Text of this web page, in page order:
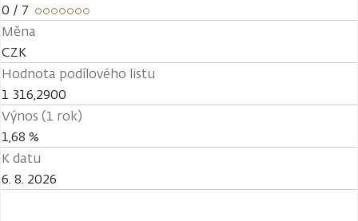
0 / 7
Měna
CZK
Hodnota podílového listu
1 316,2900
Výnos (1 rok)
1,68 %
K datu
6. 8. 2026